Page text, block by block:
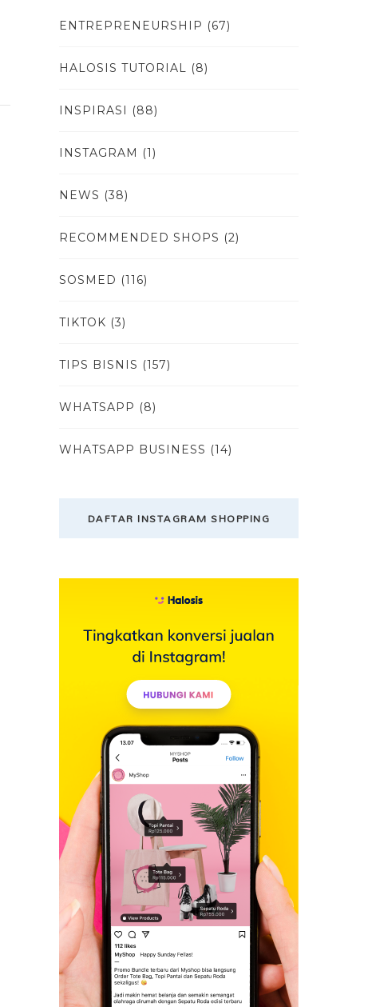
ENTREPRENEURSHIP (67)
HALOSIS TUTORIAL (8)
INSPIRASI (88)
INSTAGRAM (1)
NEWS (38)
RECOMMENDED SHOPS (2)
SOSMED (116)
TIKTOK (3)
TIPS BISNIS (157)
WHATSAPP (8)
WHATSAPP BUSINESS (14)
DAFTAR INSTAGRAM SHOPPING